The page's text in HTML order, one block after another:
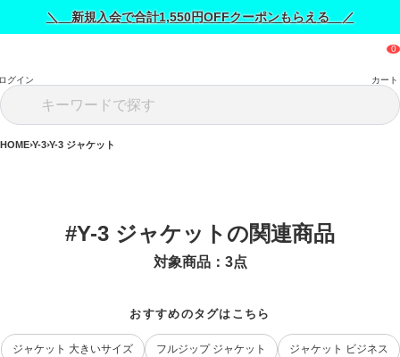
＼ 新規入会で合計1,550円OFFクーポンもらえる ／
グイン カート
HOME Y-3 Y-3 ジャケット
#Y-3 ジャケットの関連商品
対象商品： 3点
おすすめのタグはこちら
ジャケット 大きいサイズ フルジップ ジャケット ジャケット ビジネス